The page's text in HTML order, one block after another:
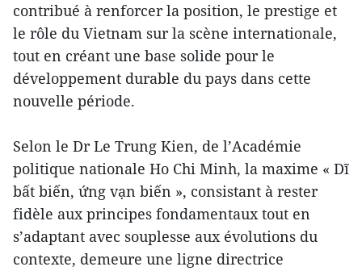
contribué à renforcer la position, le prestige et
le rôle du Vietnam sur la scène internationale,
tout en créant une base solide pour le
développement durable du pays dans cette
nouvelle période.
Selon le Dr Le Trung Kien, de l’Académie
politique nationale Ho Chi Minh, la maxime « Dĩ
bất biến, ứng vạn biến », consistant à rester
fidèle aux principes fondamentaux tout en
s’adaptant avec souplesse aux évolutions du
contexte, demeure une ligne directrice